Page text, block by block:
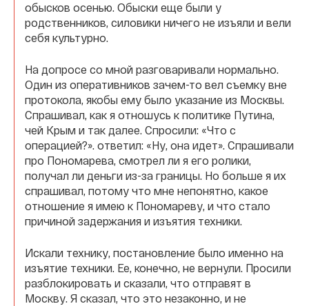
обысков осенью. Обыски еще были у
родственников, силовики ничего не изъяли и вели
себя культурно.
На допросе со мной разговаривали нормально.
Один из оперативников зачем-то вел съемку вне
протокола, якобы ему было указание из Москвы.
Спрашивал, как я отношусь к политике Путина,
чей Крым и так далее. Спросили: «Что с
операцией?». ответил: «Ну, она идет». Спрашивали
про Пономарева, смотрел ли я его ролики,
получал ли деньги из-за границы. Но больше я их
спрашивал, потому что мне непонятно, какое
отношение я имею к Пономареву, и что стало
причиной задержания и изъятия техники.
Искали технику, постановление было именно на
изъятие техники. Ее, конечно, не вернули. Просили
разблокировать и сказали, что отправят в
Москву. Я сказал, что это незаконно, и не